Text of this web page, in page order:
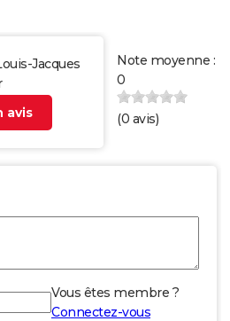
Jacques
avis
Note moyenne :
0
(0 avis)
Vous êtes membre ?
Connectez-vous